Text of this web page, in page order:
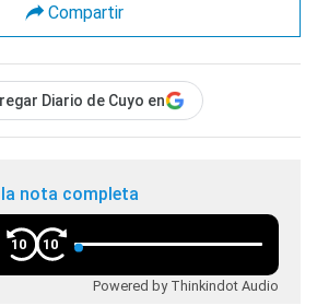
Compartir
Diario de Cuyo en
la nota completa
10 10
Powered by Thinkindot Audio